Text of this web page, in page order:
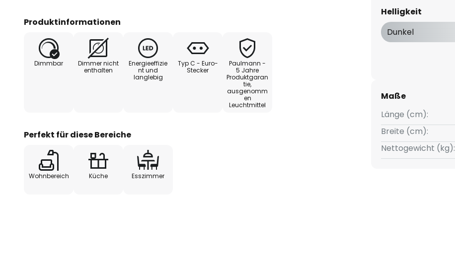
Kombination mit einem passenden Schrumpfschlauch kann der
Ausmaße lassen sich nach Belieben verändern, denn der
Streifen kann gekürzt oder bis zu einer Länge von 5,5 m
erweitert werden.
Produktinformationen
Dimmbar
Dimmer nicht
enthalten
Energieeffizie
nt und
langlebig
Typ C - Euro-
Stecker
Paulmann -
5 Jahre
Produktgaran
tie,
ausgenomm
en
Leuchtmittel
Perfekt für diese Bereiche
Wohnbereich Küche Esszimmer
Helligkeit
Dunkel
Maße
Länge (cm):
Breite (cm):
Nettogewicht (kg):